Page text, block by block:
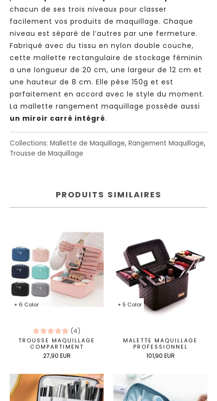
chacun de ses trois niveaux pour classer
facilement vos produits de maquillage. Chaque
niveau est séparé de l’autres par une fermeture.
Fabriqué avec du tissu en nylon double couche,
cette mallette rectangulaire de stockage féminin
a une longueur de 20 cm, une largeur de 12 cm et
une hauteur de 8 cm. Elle pèse 150g et est
parfaitement en accord avec le style du moment.
La mallette rangement maquillage possède aussi
un miroir carré intégré.
Collections: Mallette de Maquillage, Rangement Maquillage,
Trousse de Maquillage
PRODUITS SIMILAIRES
+ 6 Color
(4)
TROUSSE MAQUILLAGE
COMPARTIMENT
27,90 EUR
+ 5 Color
MALETTE MAQUILLAGE
PROFESSIONNEL
101,90 EUR